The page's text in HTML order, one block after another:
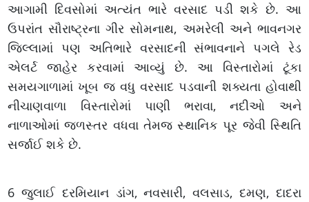
આગામી દિવસોમાં અત્યંત ભારે વરસાદ પડી શકે છે. આ
ઉપરાંત સૌરાષ્ટ્રના ગીર સોમનાથ, અમરેલી અને ભાવનગર
જિલ્લામાં પણ અતિભારે વરસાદની સંભાવનાને પગલે રેડ
એલર્ટ જાહેર કરવામાં આવ્યું છે. આ વિસ્તારોમાં ટૂંકા
સમયગાળામાં ખૂબ જ વધુ વરસાદ પડવાની શક્યતા હોવાથી
નીચાણવાળા વિસ્તારોમાં પાણી ભરાવા, નદીઓ અને
નાળાઓમાં જળસ્તર વધવા તેમજ સ્થાનિક પૂર જેવી સ્થિતિ
સર્જાઈ શકે છે.
6 જુલાઈ દરમિયાન ડાંગ, નવસારી, વલસાડ, દમણ, દાદરા